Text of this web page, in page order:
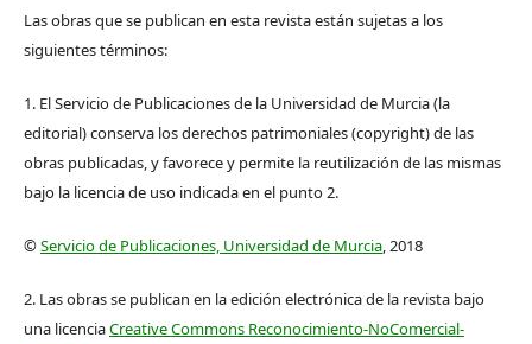
Las obras que se publican en esta revista están sujetas a los
siguientes términos:
1. El Servicio de Publicaciones de la Universidad de Murcia (la
editorial) conserva los derechos patrimoniales (copyright) de las
obras publicadas, y favorece y permite la reutilización de las mismas
bajo la licencia de uso indicada en el punto 2.
©Servicio de Publicaciones, Universidad de Murcia, 2018
2. Las obras se publican en la edición electrónica de la revista bajo
una licenciaCreative Commons Reconocimiento-NoComercial-